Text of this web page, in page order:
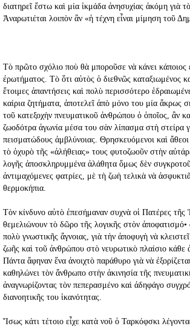
διατηρεῖ ἔστω καὶ μία ἰκμάδα ἀνησυχίας ἀκόμη γιὰ
Ἀναρωτιέται λοιπὸν ἂν «ἡ τέχνη εἶναι μίμηση τοῦ
Τὸ πρῶτο σχόλιο ποὺ θὰ μποροῦσε νὰ κάνει κάποιος
ἐρωτήματος. Τὸ ὅτι αὐτὸς ὁ διεθνῶς καταξιωμένος
ἕτοιμες ἀπαντήσεις καὶ πολὺ περισσότερο
καίρια ζητήματα, ἀποτελεῖ ἀπὸ μόνο του μία ἄκρως
τοῦ κατεξοχὴν πνευματικοῦ ἀνθρώπου ὁ ὁποῖος, ἂν
ζωοδότρα ἀγωνία μέσα του σὰν λίπασμα στὴ στείρα
πεισματώδους ἀμβλύνοιας. Θρησκευόμενοι καὶ
τὸ ὀχυρὸ τῆς «ἀλήθειας» τους φυτοζωοῦν στὴν
λογῆς ἀποσκληρυμμένα ἀλάθητα ὅμως δὲν
ἀντιμαχόμενες φατρίες, μὲ τὴ ζωὴ τελικὰ νὰ
θερμοκήπια.
Τὸν κίνδυνο αὐτὸ ἐπεσήμαναν συχνὰ οἱ Πατέρες τῆς
θεμελιώνουν τὸ δῶρο τῆς λογικῆς στὸν
πολὺ γνωστικῆς ἄγνοιας, γιὰ τὴν ἀποφυγὴ νὰ
ζωῆς καὶ τοῦ ἀνθρώπου στὸ νευρωτικὸ πλαίσιο κάθε
Πάντα ἄφηναν ἕνα ἀνοιχτὸ παράθυρο γιὰ νὰ
καθηλώνει τὸν ἄνθρωπο στὴν ἀκινησία τῆς
ἀναγνωρίζοντας τὸν πεπερασμένο καὶ ἀδηφάγο
διανοητικῆς του ἱκανότητας.
Ἴσως κάτι τέτοιο εἶχε κατὰ νοῦ ὁ Ταρκόφσκι